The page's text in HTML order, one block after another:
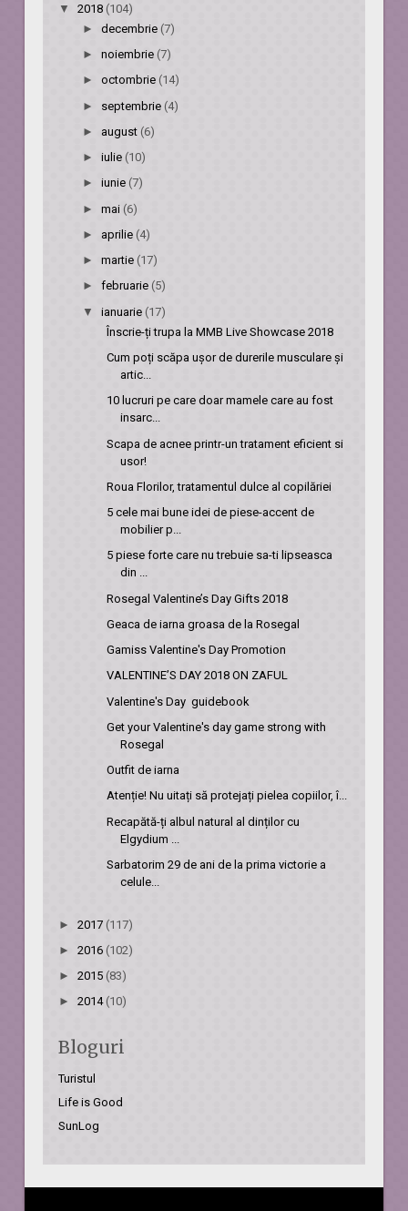
▼2018 (104)
► decembrie (7)
► noiembrie (7)
► octombrie (14)
► septembrie (4)
► august (6)
► iulie (10)
► iunie (7)
► mai (6)
► aprilie (4)
► martie (17)
► februarie (5)
▼ ianuarie (17)
Înscrie-ți trupa la MMB Live Showcase 2018
Cum poți scăpa ușor de durerile musculare și
artic...
10 lucruri pe care doar mamele care au fost
insarc...
Scapa de acnee printr-un tratament eficient si
usor!
Roua Florilor, tratamentul dulce al copilăriei
5 cele mai bune idei de piese-accent de
mobilier p...
5 piese forte care nu trebuie sa-ti lipseasca
din ...
Rosegal Valentine’s Day Gifts 2018
Geaca de iarna groasa de la Rosegal
Gamiss Valentine's Day Promotion
VALENTINE’S DAY 2018 ON ZAFUL
Valentine's Day guidebook
Get your Valentine's day game strong with
Rosegal
Outfit de iarna
Atenție! Nu uitați să protejați pielea copiilor, î...
Recapătă-ți albul natural al dinților cu
Elgydium ...
Sarbatorim 29 de ani de la prima victorie a
celule...
►2017 (117)
►2016 (102)
►2015 (83)
►2014 (10)
Bloguri
Turistul
Life is Good
SunLog